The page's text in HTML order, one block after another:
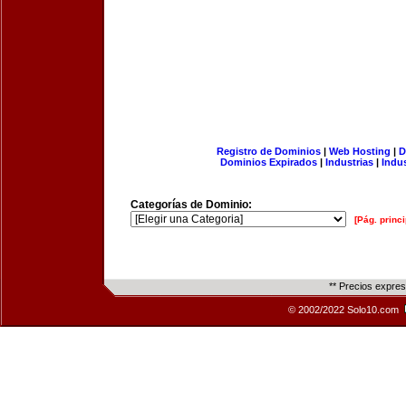
Registro de Dominios| Web Hosting |
Dominios Expirados | Industrias |
Categorías de Dominio:
[Pág.
** Precios
© 2002/2022 Solo10.com